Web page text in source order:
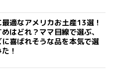
最適なアメリカお土産13選！
はどれ？ママ目線で選ぶ、
に喜ばれそうな品を本気で選
！